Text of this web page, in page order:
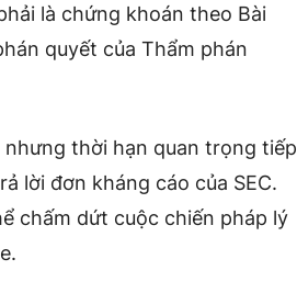
là chứng khoán theo Bài
quyết của Thẩm phán
thời hạn quan trọng tiếp
lời đơn kháng cáo của SEC.
chấm dứt cuộc chiến pháp lý